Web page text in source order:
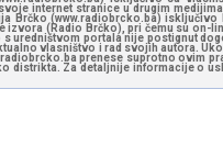
internet stranice u drugim
Brčko (www.radiobrcko.ba)
(Radio Brčko), pri čemu su on-
uredništvom portala nije postignut
vlasništvo i rad svojih autora.
prenese suprotno ovim
distrikta. Za detaljnije informacije o